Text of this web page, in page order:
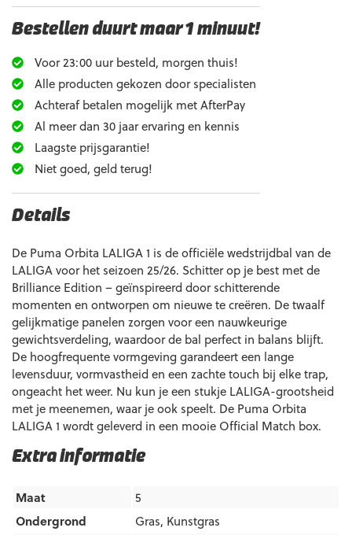
Bestellen duurt maar 1 minuut!
Voor 23:00 uur besteld, morgen thuis!
Alle producten gekozen door specialisten
Achteraf betalen mogelijk met AfterPay
Al meer dan 30 jaar ervaring en kennis
Laagste prijsgarantie!
Niet goed, geld terug!
Extra informatie
Maat
5
Ondergrond
Gras, Kunstgras
Details
De Puma Orbita LALIGA 1 is de officiële wedstrijdbal van de
LALIGA voor het seizoen 25/26. Schitter op je best met de
Brilliance Edition – geïnspireerd door schitterende
momenten en ontworpen om nieuwe te creëren. De twaalf
gelijkmatige panelen zorgen voor een nauwkeurige
gewichtsverdeling, waardoor de bal perfect in balans blijft.
De hoogfrequente vormgeving garandeert een lange
levensduur, vormvastheid en een zachte touch bij elke trap,
ongeacht het weer. Nu kun je een stukje LALIGA-grootsheid
met je meenemen, waar je ook speelt. De Puma Orbita
LALIGA 1 wordt geleverd in een mooie Official Match box.